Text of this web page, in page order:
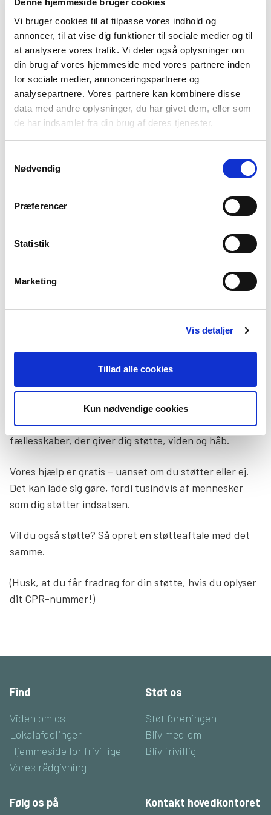
Vi bruger cookies til at tilpasse vores indhold og
annoncer, til at vise dig funktioner til sociale medier og til
at analysere vores trafik. Vi deler også oplysninger om
din brug af vores hjemmeside med vores partnere inden
for sociale medier, annonceringspartnere og
analysepartnere. Vores partnere kan kombinere disse
data med andre oplysninger, du har givet dem, eller som
de har indsamlet fra din brug af deres tjenester.
Nødvendig
Præferencer
Statistik
Marketing
Vis detaljer
Tillad alle cookies
Kun nødvendige cookies
er her for dig, der er forælder til et barn i
Det kan være en særlig krævende og udfordrende
opgave at være forældre til et barn eller ung, som ikke
trives. Når dit barn har det svært, fylder
– og det kan være overvældende at finde frem til den
rigtige hjælp.
Derfor er vi her for dig – med rådgivning, kurser og
fællesskaber, der giver dig støtte, viden og håb.
Vores hjælp er gratis – uanset om du støtter eller ej.
Det kan lade sig gøre, fordi tusindvis af mennesker
som dig støtter indsatsen.
Vil du også støtte? Så opret en støtteaftale med det
samme.
(Husk, at du får fradrag for din støtte, hvis du oplyser
dit CPR-nummer!)
Find
Viden om os
Lokalafdelinger
Hjemmeside for frivillige
Vores rådgivning
Støt os
Støt foreningen
Bliv medlem
Bliv frivillig
Følg os på Kontakt hovedkontoret